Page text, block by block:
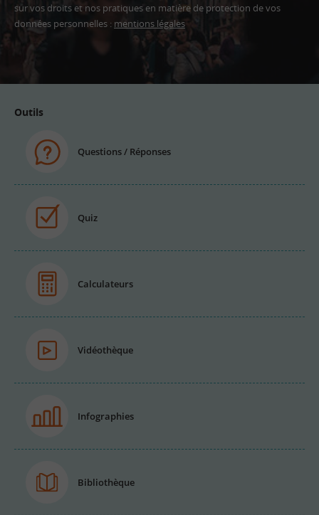
sur vos droits et nos pratiques en matière de protection de vos
données personnelles : mentions légales
Outils
Questions / Réponses
Quiz
Calculateurs
Vidéothèque
Infographies
Bibliothèque